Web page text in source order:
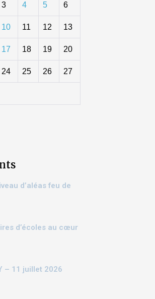
3 4 5 6
10 11 12 13
17 18 19 20
24 25 26 27
d’aléas feu de
d’écoles au cœur
– 11 juillet 2026